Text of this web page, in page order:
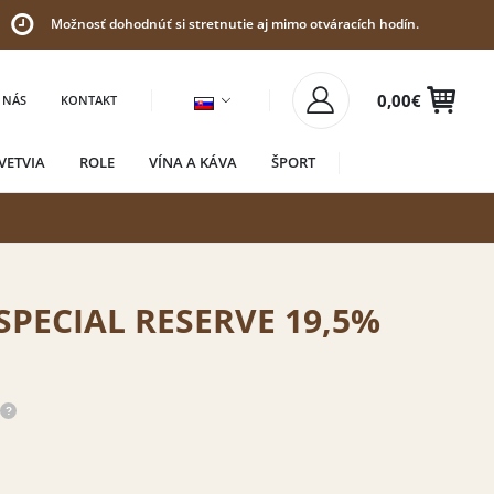
Možnosť dohodnúť si stretnutie aj mimo otváracích hodín.
KONTAKT 0,00€
ROLE VÍNA A KÁVA ŠPORT
RESERVE 19,5%